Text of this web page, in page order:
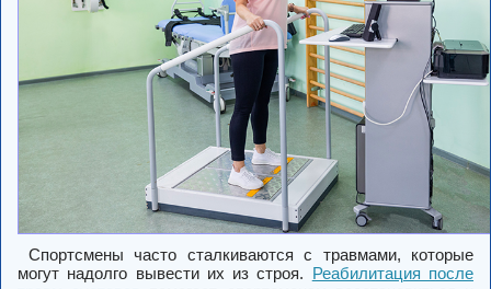
Спортсмены часто сталкиваются с травмами, которые
могут надолго вывести их из строя. Реабилитация после